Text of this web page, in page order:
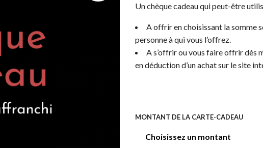
Un chèque cadeau qui peut-être
A offrir en choisissant la somme
personne à qui vous l’offrez.
A s’offrir ou vous faire offrir dès
en déduction d’un achat sur le site
MONTANT DE LA CARTE-CADEAU